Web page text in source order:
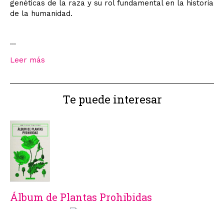
genéticas de la raza y su rol fundamental en la historia
de la humanidad.
...
Leer más
Te puede interesar
Álbum de Plantas Prohibidas